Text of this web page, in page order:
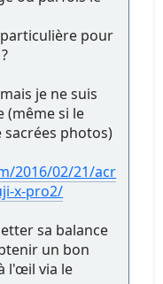
pour
je ne suis
(même si le
photos)
2016/02/21/acr
x-pro2/
sa balance
un bon
l'œil via le